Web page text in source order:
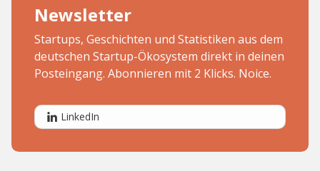
Newsletter
Startups, Geschichten und Statistiken aus dem
deutschen Startup-Ökosystem direkt in deinen
Posteingang. Abonnieren mit 2 Klicks. Noice.
LinkedIn